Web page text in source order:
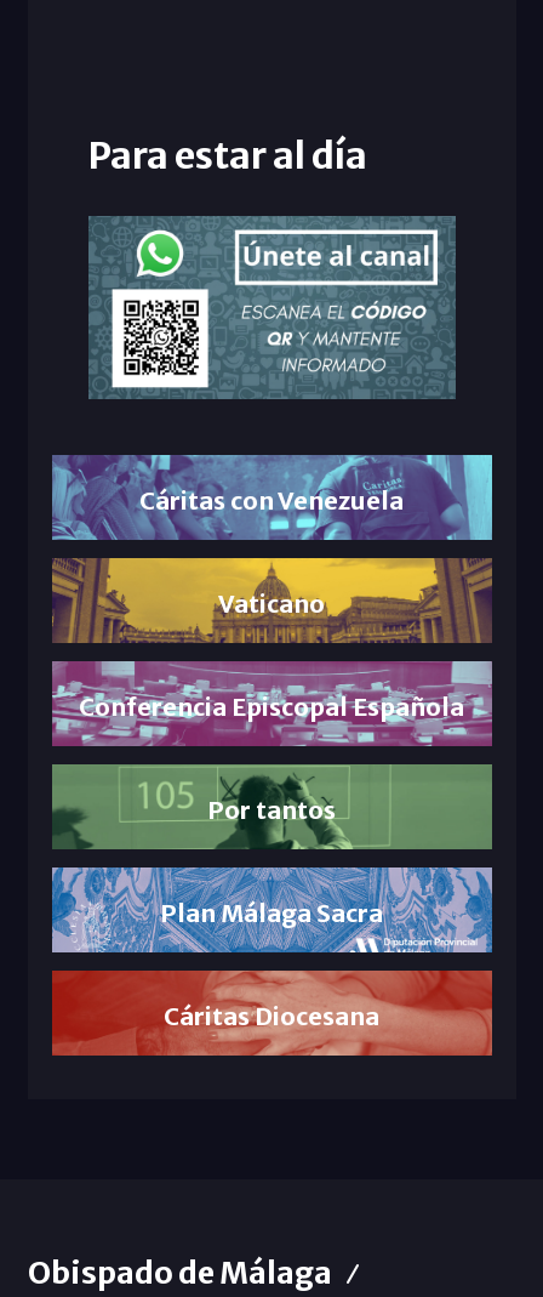
Para estar al día
Cáritas con Venezuela
Vaticano
Conferencia Episcopal Española
Por tantos
Plan Málaga Sacra
Cáritas Diocesana
Obispado de Málaga